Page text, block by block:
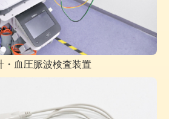
・血圧脈波検査装置